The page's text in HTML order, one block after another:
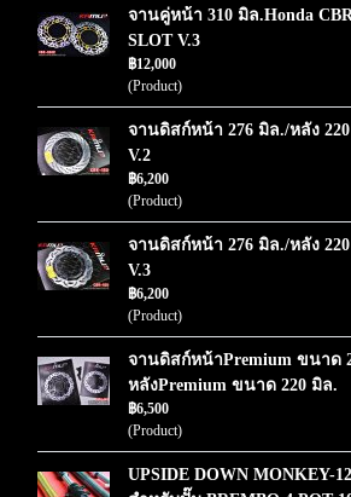
จานคู่หน้า 310 มิล.Honda
SLOT V.3
฿12,000
(Product)
จานดิสก์หน้า 276 มิล./หลัง
V.2
฿6,200
(Product)
จานดิสก์หน้า 276 มิล./หลัง
V.3
฿6,200
(Product)
จานดิสก์หน้าPremium ขนาด
หลังPremium ขนาด 220 มิล.
฿6,500
(Product)
UPSIDE DOWN MONKEY-